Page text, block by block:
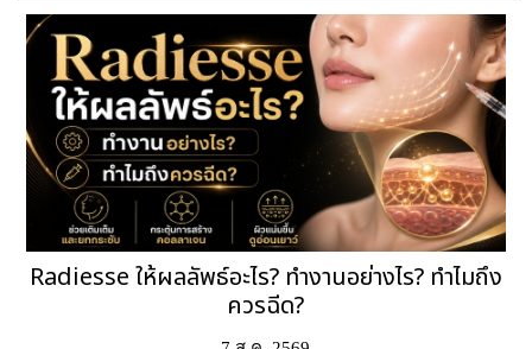
Radiesse ให้ผลลัพธ์อะไร? ทำงานอย่างไร? ทำไมถึง
ควรฉีด?